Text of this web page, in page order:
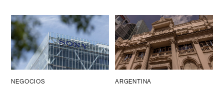
NEGOCIOS ARGENTINA